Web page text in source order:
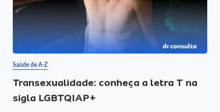
Saúde de A-Z
Transexualidade: conheça a letra T na
sigla LGBTQIAP+